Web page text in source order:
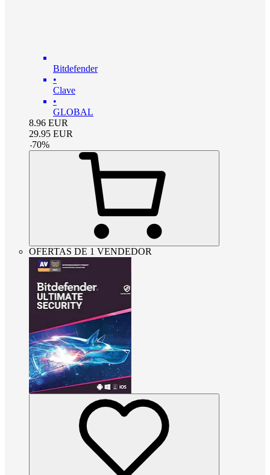
Bitdefender
•
Clave
•
GLOBAL
8.96 EUR
29.95 EUR
-70%
OFERTAS DE 1 VENDEDOR